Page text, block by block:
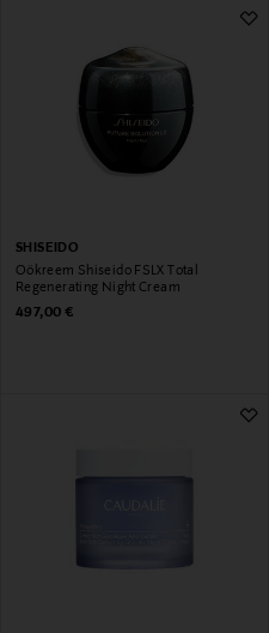
SHISEIDO
Öökreem Shiseido FSLX Total
Regenerating Night Cream
Original Price
497,00 €